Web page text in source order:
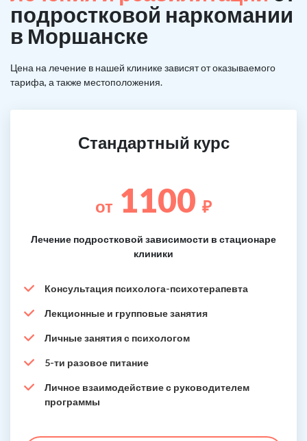
подростковой наркомании
в Моршанске
Цена на лечение в нашей клинике зависят от оказываемого
тарифа, а также местоположения.
Стандартный курс
от 1100 ₽
Лечение подростковой зависимости в стационаре
клиники
Консультация психолога-психотерапевта
Лекционные и групповые занятия
Личные занятия с психологом
5-ти разовое питание
Личное взаимодействие с руководителем
программы